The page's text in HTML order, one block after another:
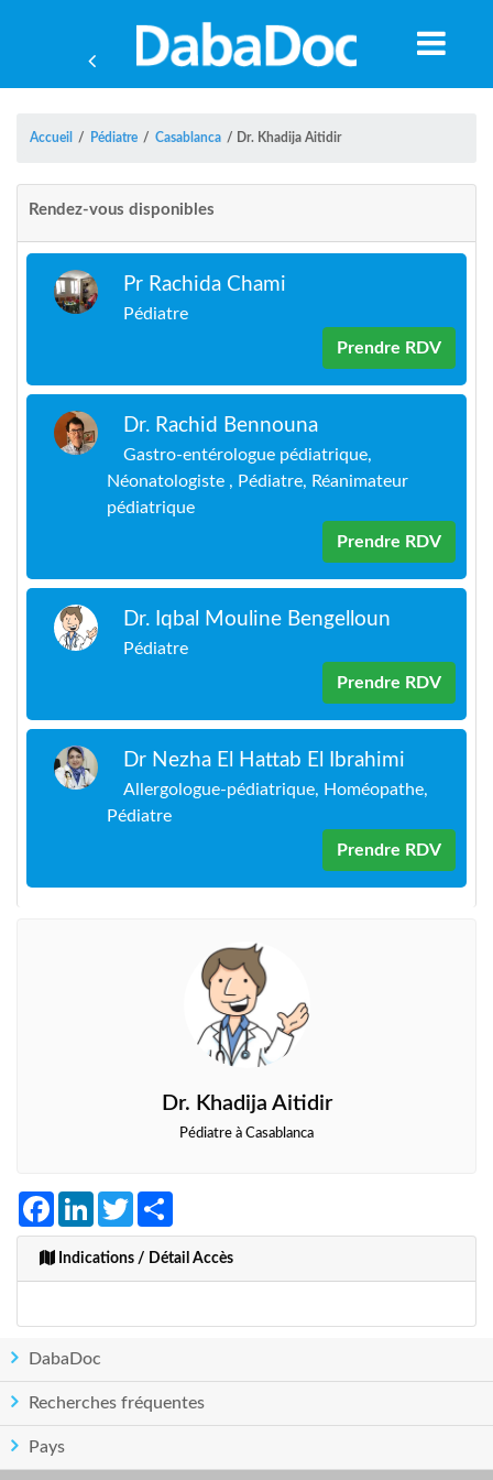
Accueil / Pédiatre / Casablanca / Dr. Khadija Aitidir
Rendez-vous disponibles
Pr Rachida Chami
Pédiatre
Prendre RDV
Dr. Rachid Bennouna
Gastro-entérologue pédiatrique,
Néonatologiste , Pédiatre, Réanimateur
pédiatrique
Prendre RDV
Dr. Iqbal Mouline Bengelloun
Pédiatre
Prendre RDV
Dr Nezha El Hattab El Ibrahimi
Allergologue-pédiatrique, Homéopathe,
Pédiatre
Prendre RDV
Dr. Khadija Aitidir
Pédiatre à Casablanca
FacebookLinkedInTwitter
Indications / Détail Accès
DabaDoc
Recherches fréquentes
Pays